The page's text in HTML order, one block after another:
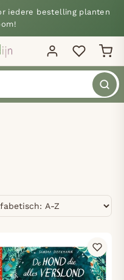
iedere bestelling planten